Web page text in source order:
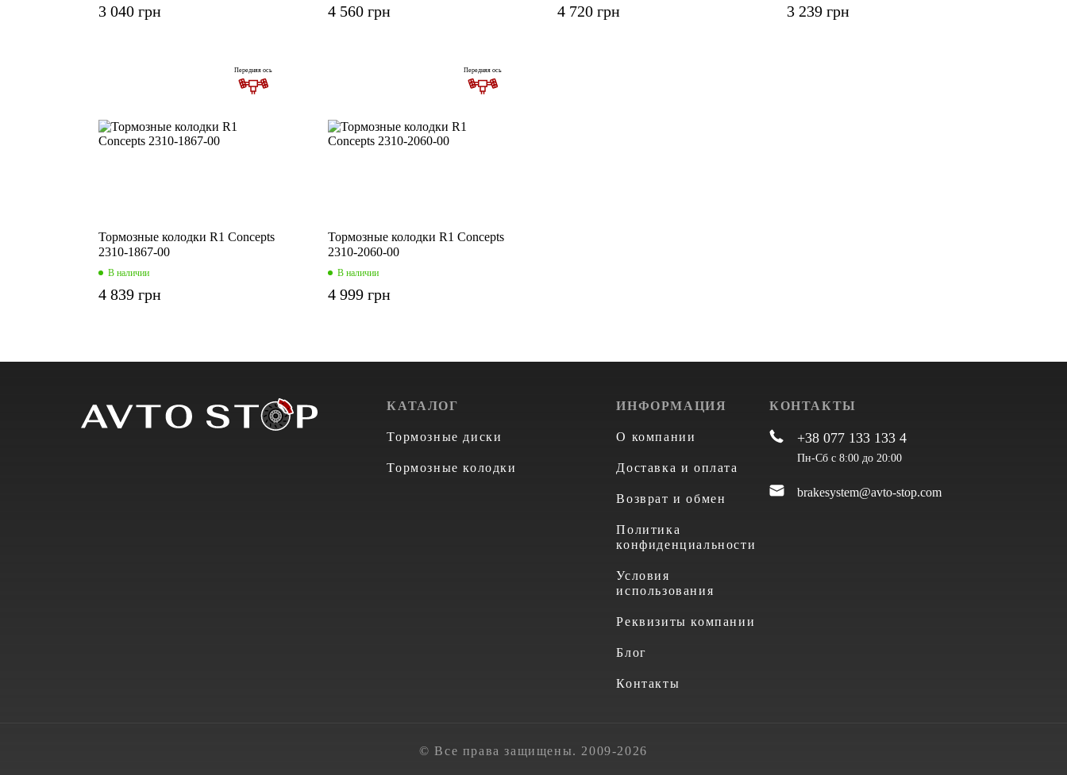
3 040 грн 4 560 грн 4 720 грн 3 239 грн
Передняя ось
Тормозные колодки R1 Concepts
2310-1867-00
В наличии
4 839 грн
Передняя ось
Тормозные колодки R1 Concepts
2310-2060-00
В наличии
4 999 грн
КАТАЛОГ
Тормозные диски
Тормозные колодки
ИНФОРМАЦИЯ
О компании
Доставка и оплата
Возврат и обмен
Политика
конфиденциальности
Условия
использования
Реквизиты компании
Блог
Контакты
КОНТАКТЫ
+38 077 133 133 4
Пн-Сб с 8:00 до 20:00
brakesystem@avto-stop.com
© Все права защищены. 2009-2026